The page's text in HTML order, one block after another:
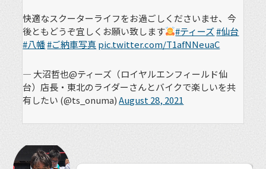
快適なスクーターライフをお過ごしくださいませ、今
後ともどうぞ宜しくお願い致します
#ティーズ#仙台
#八幡#ご納車写真pic.twitter.com/T1afNNeuaC
— 大沼哲也@ティーズ（ロイヤルエンフィールド仙
台）店長・東北のライダーさんとバイクで楽しいを共
有したい (@ts_onuma)August 28, 2021